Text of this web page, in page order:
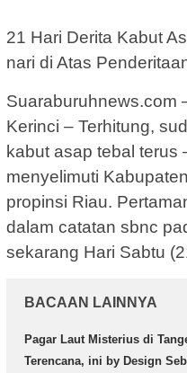
21 Hari Derita Kabut
nari di Atas
Suaraburuhnews.com
Kerinci – Terhitung,
kabut asap tebal terus
menyelimuti
propinsi Riau.
dalam catatan sbnc
sekarang Hari Sabtu
BACAAN LAINNYA
Pagar Laut Misterius di
Terencana, ini by Design